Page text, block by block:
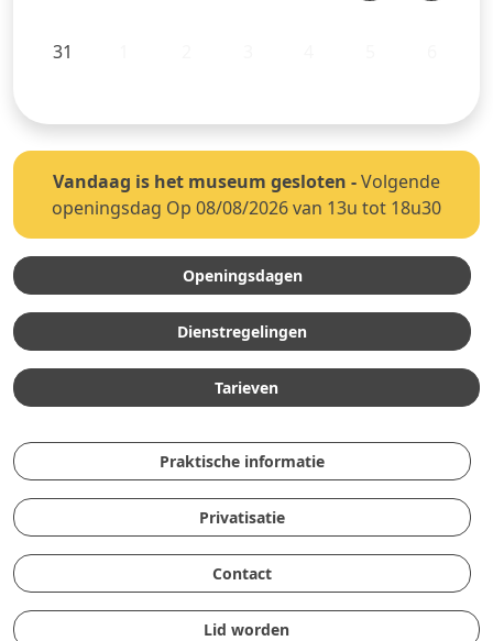
31
Vandaag is het museum gesloten -Volgende
openingsdag Op 08/08/2026 van 13u tot 18u30
Openingsdagen
Dienstregelingen
Tarieven
Praktische informatie
Privatisatie
Contact
Lid worden